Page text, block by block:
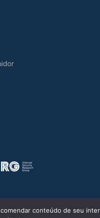
conteúdo de seu